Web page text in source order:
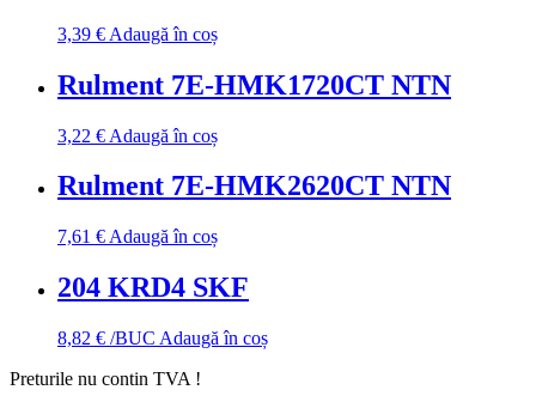
3,39 € Adaugă în coș
Rulment 7E-HMK1720CT NTN
3,22 € Adaugă în coș
Rulment 7E-HMK2620CT NTN
7,61 € Adaugă în coș
204 KRD4 SKF
8,82 € /BUC Adaugă în coș
Preturile nu contin TVA !